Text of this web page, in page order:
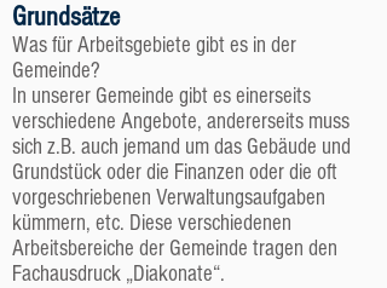
Grundsätze
Was für Arbeitsgebiete gibt es in der
Gemeinde?
In unserer Gemeinde gibt es einerseits
verschiedene Angebote, andererseits muss
sich z.B. auch jemand um das Gebäude und
Grundstück oder die Finanzen oder die oft
vorgeschriebenen Verwaltungsaufgaben
kümmern, etc. Diese verschiedenen
Arbeitsbereiche der Gemeinde tragen den
Fachausdruck „Diakonate“.